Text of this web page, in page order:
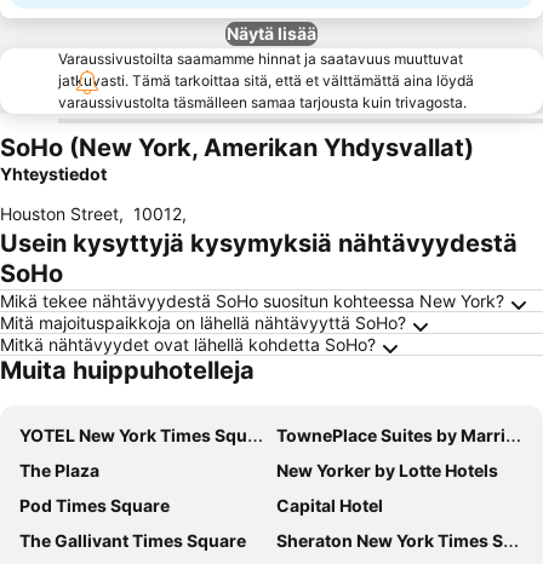
Näytä lisää
Varaussivustoilta saamamme hinnat ja saatavuus muuttuvat
jatkuvasti. Tämä tarkoittaa sitä, että et välttämättä aina löydä
varaussivustolta täsmälleen samaa tarjousta kuin trivagosta.
SoHo (New York, Amerikan Yhdysvallat)
Yhteystiedot
Houston Street, 10012,
Usein kysyttyjä kysymyksiä nähtävyydestä
SoHo
Mikä tekee nähtävyydestä SoHo suositun kohteessa New York?
Mitä majoituspaikkoja on lähellä nähtävyyttä SoHo?
Mitkä nähtävyydet ovat lähellä kohdetta SoHo?
Muita huippuhotelleja
YOTEL New York Times Square
TownePlace Suites by Marriott New York Long Island City/Manhattan View
The Plaza
New Yorker by Lotte Hotels
Pod Times Square
Capital Hotel
The Gallivant Times Square
Sheraton New York Times Square Hotel